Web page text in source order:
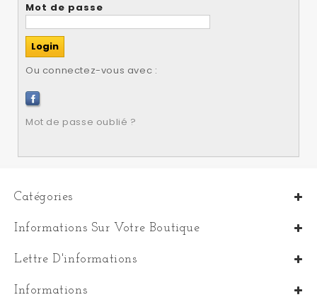
Mot de passe
Ou connectez-vous avec :
Mot de passe oublié ?
Catégories
Informations Sur Votre Boutique
Lettre D'informations
Informations